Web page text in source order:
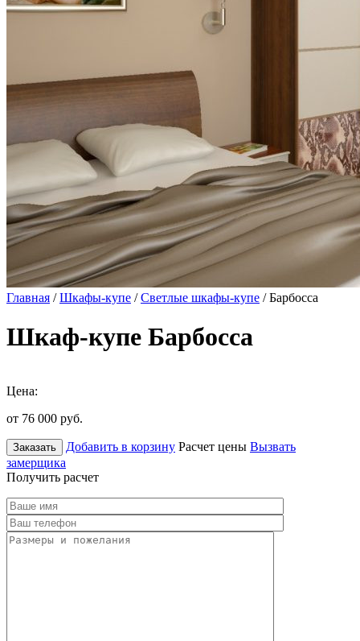
Главная /Шкафы-купе /Светлые шкафы-купе / Барбосса
Шкаф-купе Барбосса
Цена:
от 76 000 руб.
Заказать Добавить в корзину Расчет цены Вызвать
замерщика
Получить расчет